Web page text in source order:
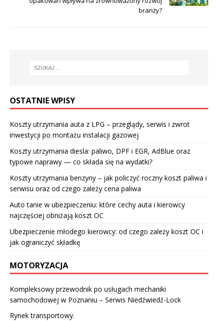
branży?
OSTATNIE WPISY
Koszty utrzymania auta z LPG – przeglądy, serwis i zwrot
inwestycji po montażu instalacji gazowej
Koszty utrzymania diesla: paliwo, DPF i EGR, AdBlue oraz
typowe naprawy — co składa się na wydatki?
Koszty utrzymania benzyny – jak policzyć roczny koszt paliwa i
serwisu oraz od czego zależy cena paliwa
Auto tanie w ubezpieczeniu: które cechy auta i kierowcy
najczęściej obniżają koszt OC
Ubezpieczenie młodego kierowcy: od czego zależy koszt OC i
jak ograniczyć składkę
MOTORYZACJA
Kompleksowy przewodnik po usługach mechaniki
samochodowej w Poznaniu – Serwis Niedźwiedź-Lock
Rynek transportowy.